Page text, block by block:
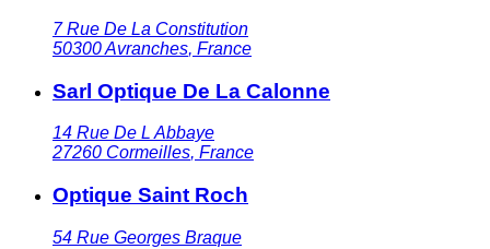
7 Rue De La Constitution
50300Avranches, France
Sarl Optique De La Calonne
14 Rue De L Abbaye
27260 Cormeilles, France
Optique Saint Roch
54 Rue Georges Braque